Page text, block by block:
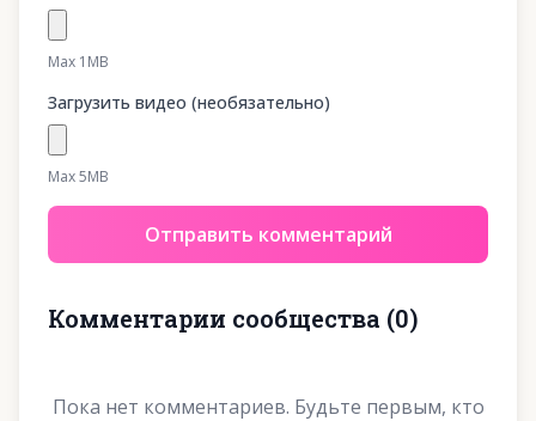
Max 1MB
Загрузить видео (необязательно)
Max 5MB
Отправить комментарий
Комментарии сообщества (0)
Пока нет комментариев. Будьте первым, кто